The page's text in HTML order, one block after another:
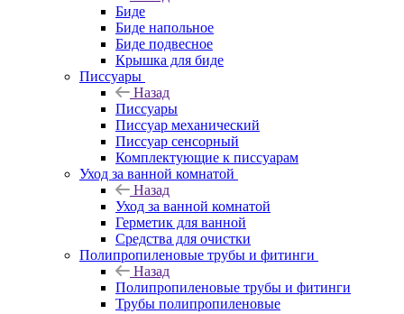
Биде
Биде напольное
Биде подвесное
Крышка для биде
Писсуары
Назад
Писсуары
Писсуар механический
Писсуар сенсорный
Комплектующие к писсуарам
Уход за ванной комнатой
Назад
Уход за ванной комнатой
Герметик для ванной
Средства для очистки
Полипропиленовые трубы и фитинги
Назад
Полипропиленовые трубы и фитинги
Трубы полипропиленовые